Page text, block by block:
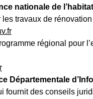
nationale de
travaux de rénovation
régional pour
Départementale
fournit des conseils